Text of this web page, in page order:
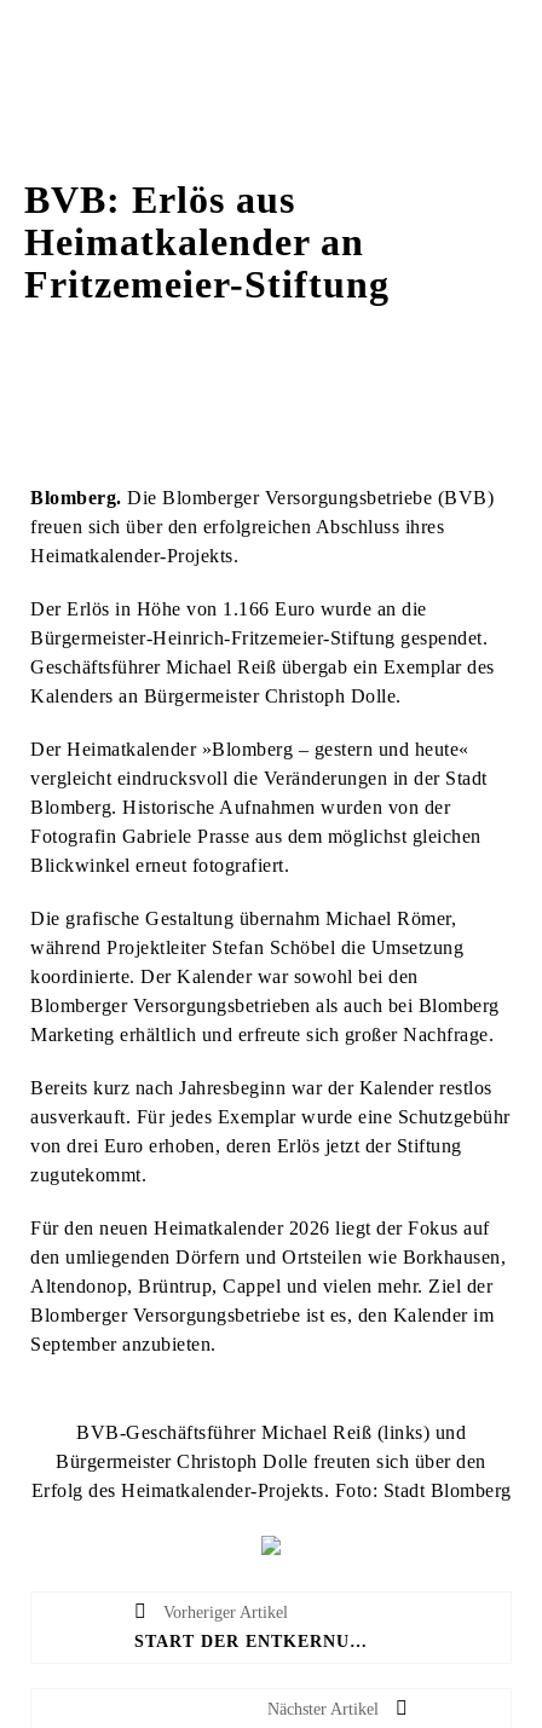
BVB: Erlös aus
Heimatkalender an
Fritzemeier-Stiftung
Blomberg. Die Blomberger Versorgungsbetriebe (BVB)
freuen sich über den erfolgreichen Abschluss ihres
Heimatkalender-Projekts.
Der Erlös in Höhe von 1.166 Euro wurde an die
Bürgermeister-Heinrich-Fritzemeier-Stiftung gespendet.
Geschäftsführer Michael Reiß übergab ein Exemplar des
Kalenders an Bürgermeister Christoph Dolle.
Der Heimatkalender »Blomberg – gestern und heute«
vergleicht eindrucksvoll die Veränderungen in der Stadt
Blomberg. Historische Aufnahmen wurden von der
Fotografin Gabriele Prasse aus dem möglichst gleichen
Blickwinkel erneut fotografiert.
Die grafische Gestaltung übernahm Michael Römer,
während Projektleiter Stefan Schöbel die Umsetzung
koordinierte. Der Kalender war sowohl bei den
Blomberger Versorgungsbetrieben als auch bei Blomberg
Marketing erhältlich und erfreute sich großer Nachfrage.
Bereits kurz nach Jahresbeginn war der Kalender restlos
ausverkauft. Für jedes Exemplar wurde eine Schutzgebühr
von drei Euro erhoben, deren Erlös jetzt der Stiftung
zugutekommt.
Für den neuen Heimatkalender 2026 liegt der Fokus auf
den umliegenden Dörfern und Ortsteilen wie Borkhausen,
Altendonop, Brüntrup, Cappel und vielen mehr. Ziel der
Blomberger Versorgungsbetriebe ist es, den Kalender im
September anzubieten.
BVB-Geschäftsführer Michael Reiß (links) und
Bürgermeister Christoph Dolle freuten sich über den
Erfolg des Heimatkalender-Projekts. Foto: Stadt Blomberg
Vorheriger Artikel
START DER ENTKERNUNGSARBEITEN IM EHEMALIGEN FERIENDORF
Nächster Artikel